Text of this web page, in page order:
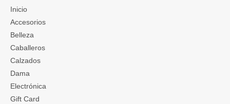
Inicio
Accesorios
Belleza
Caballeros
Calzados
Dama
Electrónica
Gift Card